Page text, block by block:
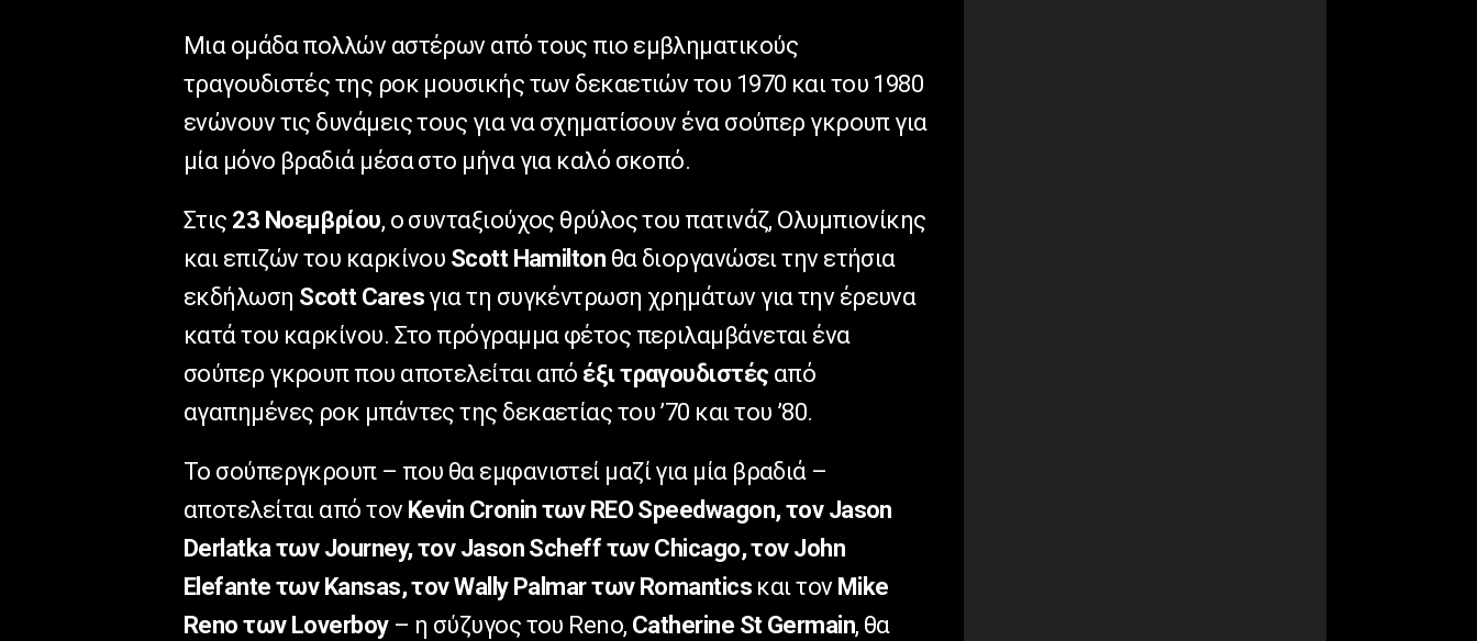
Μια ομάδα πολλών αστέρων από τους πιο εμβληματικούς
τραγουδιστές της ροκ μουσικής των δεκαετιών του 1970 και του 1980
ενώνουν τις δυνάμεις τους για να σχηματίσουν ένα σούπερ γκρουπ για
μία μόνο βραδιά μέσα στο μήνα για καλό σκοπό.
Στις 23 Νοεμβρίου, ο συνταξιούχος θρύλος του πατινάζ, Ολυμπιονίκης
και επιζών του καρκίνου Scott Hamilton θα διοργανώσει την ετήσια
εκδήλωση Scott Cares για τη συγκέντρωση χρημάτων για την έρευνα
κατά του καρκίνου. Στο πρόγραμμα φέτος περιλαμβάνεται ένα
σούπερ γκρουπ που αποτελείται από έξι τραγουδιστές από
αγαπημένες ροκ μπάντες της δεκαετίας του ’70 και του ’80.
Το σούπεργκρουπ – που θα εμφανιστεί μαζί για μία βραδιά –
αποτελείται από τον Kevin Cronin των REO Speedwagon, τον Jason
Derlatka των Journey, τον Jason Scheff των Chicago, τον John
Elefante των Kansas, τον Wally Palmar των Romanticsκαι τον Mike
Reno των Loverboy– η σύζυγος του Reno, Catherine St Germain, θα